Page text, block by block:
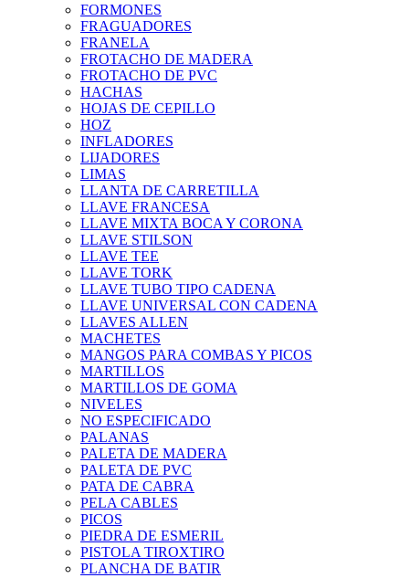
FORMONES
FRAGUADORES
FRANELA
FROTACHO DE MADERA
FROTACHO DE PVC
HACHAS
HOJAS DE CEPILLO
HOZ
INFLADORES
LIJADORES
LIMAS
LLANTA DE CARRETILLA
LLAVE FRANCESA
LLAVE MIXTA BOCA Y CORONA
LLAVE STILSON
LLAVE TEE
LLAVE TORK
LLAVE TUBO TIPO CADENA
LLAVE UNIVERSAL CON CADENA
LLAVES ALLEN
MACHETES
MANGOS PARA COMBAS Y PICOS
MARTILLOS
MARTILLOS DE GOMA
NIVELES
NO ESPECIFICADO
PALANAS
PALETA DE MADERA
PALETA DE PVC
PATA DE CABRA
PELA CABLES
PICOS
PIEDRA DE ESMERIL
PISTOLA TIROXTIRO
PLANCHA DE BATIR